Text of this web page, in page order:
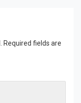
Required fields are